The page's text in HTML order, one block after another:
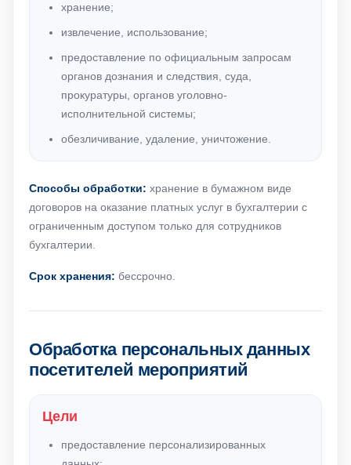
хранение;
извлечение, использование;
предоставление по официальным запросам
органов дознания и следствия, суда,
прокуратуры, органов уголовно-
исполнительной системы;
обезличивание, удаление, уничтожение.
Способы обработки: хранение в бумажном виде
договоров на оказание платных услуг в бухгалтерии с
ограниченным доступом только для сотрудников
бухгалтерии.
Срок хранения: бессрочно.
Обработка персональных данных
посетителей мероприятий
Цели
предоставление персонализированных